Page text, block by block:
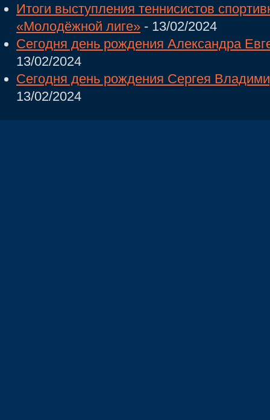
Итоги выступления теннисистов
«Молодёжной лиге» - 13/02/2024
Сегодня день рождения Александра
13/02/2024
Сегодня день рождения Сергея
13/02/2024